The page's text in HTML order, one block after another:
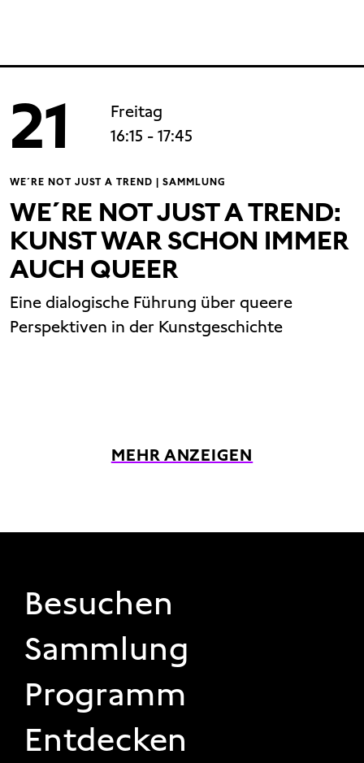
21
Freitag
16:15 - 17:45
WE´RE NOT JUST A TREND | SAMMLUNG
WE´RE NOT JUST A TREND:
KUNST WAR SCHON IMMER
AUCH QUEER
Eine dialogische Führung über queere
Perspektiven in der Kunstgeschichte
MEHR ANZEIGEN
FOOTER 1
Besuchen
Sammlung
Programm
Entdecken